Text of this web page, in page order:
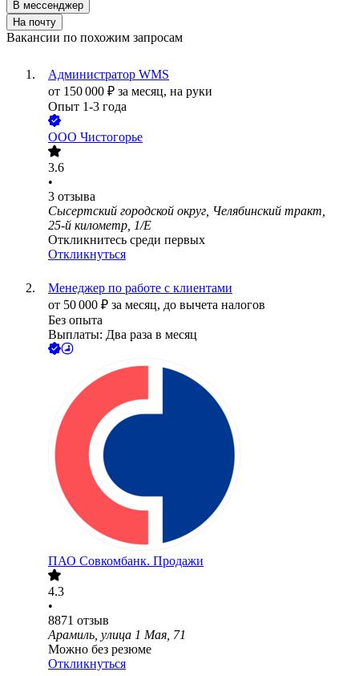
В мессенджер
На почту
Вакансии по похожим запросам
Администратор WMS
от 150 000 ₽ за месяц, на руки
Опыт 1-3 года
ООО Чистогорье
3.6
•
3 отзыва
Сысертский городской округ, Челябинский тракт,
25-й километр, 1/Е
Откликнитесь среди первых
Откликнуться
Менеджер по работе с клиентами
от 50 000 ₽ за месяц, до вычета налогов
Без опыта
Выплаты: Два раза в месяц
ПАО Совкомбанк. Продажи
4.3
•
8871 отзыв
Арамиль, улица 1 Мая, 71
Можно без резюме
Откликнуться